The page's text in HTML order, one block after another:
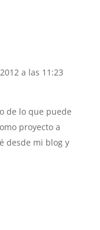
a las 11:23
de lo que puede
proyecto a
desde mi blog y